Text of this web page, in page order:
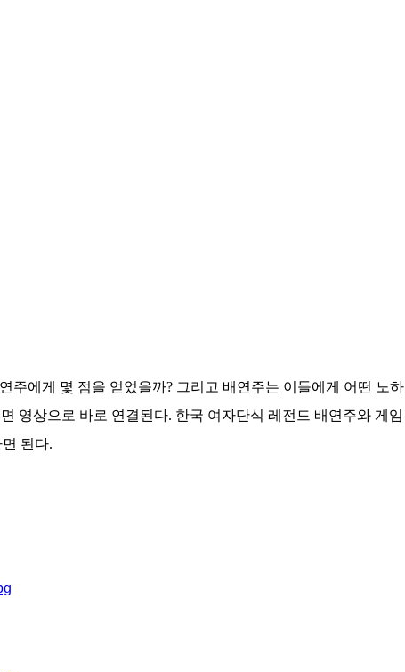
주에게 몇 점을 얻었을까? 그리고 배연주는 이들에게 어떤 노하
영상으로 바로 연결된다. 한국 여자단식 레전드 배연주와 게임
된다.